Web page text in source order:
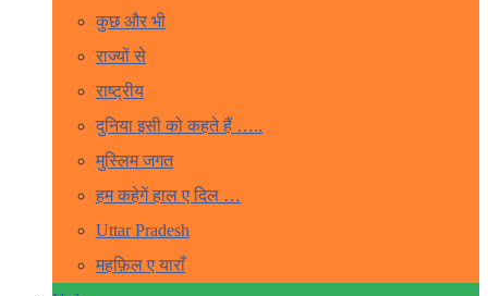
कुछ और भी
राज्यों से
राष्ट्रीय
दुनिया इसी को कहते हैं …..
मुस्लिम जगत
हम कहेगें हाल ए दिल …
Uttar Pradesh
महफ़िल ए याराँ